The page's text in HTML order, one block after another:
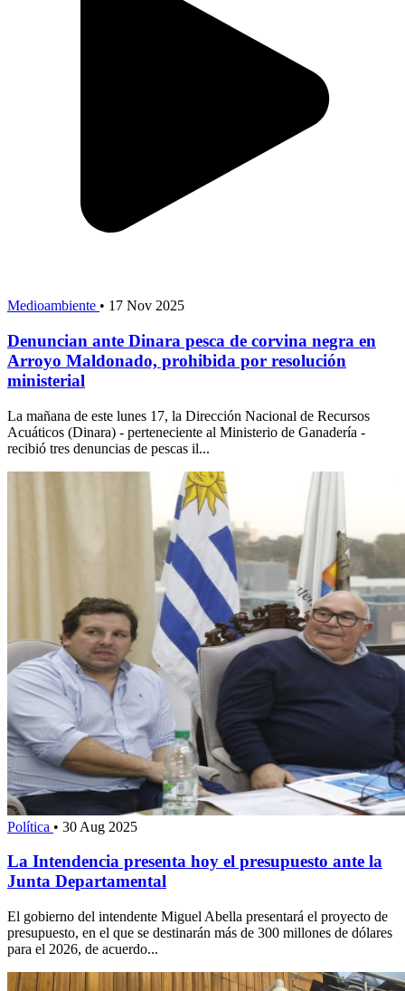
Medioambiente • 17 Nov 2025
Denuncian ante Dinara pesca de corvina negra en
Arroyo Maldonado, prohibida por resolución
ministerial
La mañana de este lunes 17, la Dirección Nacional de Recursos
Acuáticos (Dinara) - perteneciente al Ministerio de Ganadería -
recibió tres denuncias de pescas il...
Política • 30 Aug 2025
La Intendencia presenta hoy el presupuesto ante la
Junta Departamental
El gobierno del intendente Miguel Abella presentará el proyecto de
presupuesto, en el que se destinarán más de 300 millones de dólares
para el 2026, de acuerdo...